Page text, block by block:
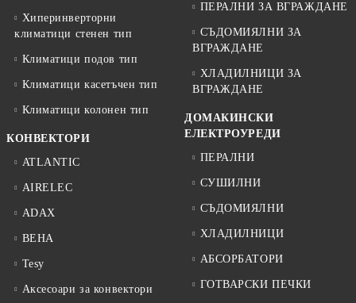
Хиперинверторни
климатици стенен тип
Климатици подов тип
Климатици касетъчен тип
Климатици колонен тип
КОНВЕКТОРИ
ATLANTIC
AIRELEC
ADAX
BEHA
Tesy
Аксесоари за конвектори
ПЕРАЛНИ ЗА ВГРАЖДАНЕ
СЪДОМИЯЛНИ ЗА
ВГРАЖДАНЕ
ХЛАДИЛНИЦИ ЗА
ВГРАЖДАНЕ
ДОМАКИНСКИ
ЕЛЕКТРОУРЕДИ
ПЕРАЛНИ
СУШИЛНИ
СЪДОМИЯЛНИ
ХЛАДИЛНИЦИ
АБСОРБАТОРИ
ГОТВАРСКИ ПЕЧКИ